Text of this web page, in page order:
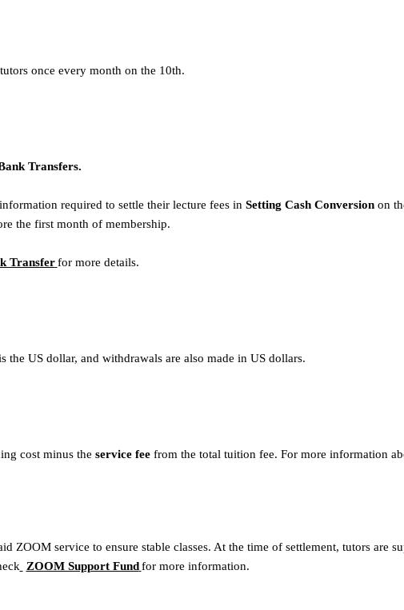
once every month on the 10th.
Transfers.
required to settle their lecture fees in Setting Cash Conversionon
the first month of membership.
Transfer for more details.
US dollar, and withdrawals are also made in US dollars.
cost minus the service fee from the total tuition fee. For more information
ZOOM service to ensure stable classes. At the time of settlement, tutors are
ZOOM Support Fund for more information.